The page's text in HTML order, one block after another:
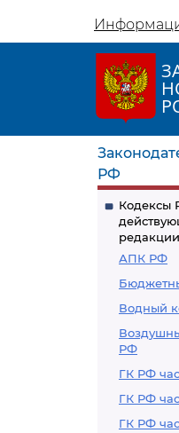
РФ
Кодексы
редакции
АПК РФ
Водный
РФ
ГК РФ
ГК РФ
ГК РФ